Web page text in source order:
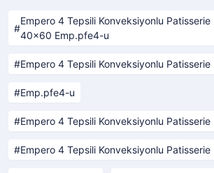
Empero 4 Tepsili Konveksiyonlu Patisserie
40x60 Emp.pfe4-u
Empero 4 Tepsili Konveksiyonlu Patisserie
Emp.pfe4-u
Empero 4 Tepsili Konveksiyonlu Patisserie
Empero 4 Tepsili Konveksiyonlu Patisserie